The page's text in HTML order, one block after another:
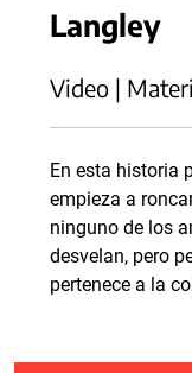
Langley
Video |
En esta historia
empieza a
ninguno de los
desvelan, pero
pertenece a la